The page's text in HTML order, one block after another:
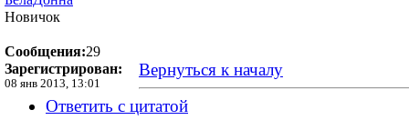
Новичок
Сообщения:29
Зарегистрирован:
08 янв 2013, 13:01
Вернуться к началу
Ответить с цитатой